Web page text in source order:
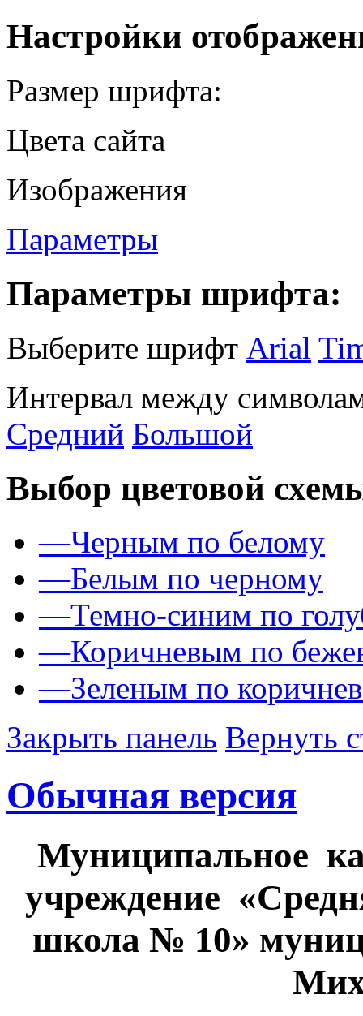
Настройки
Размер шрифта:
Цвета сайта
Изображения
Параметры
Параметры шрифта:
Выберите шрифт Arial
Интервал между
Средний Большой
Выбор цветовой
—Черным по белому
—Белым по черному
—Темно-синим по
—Коричневым по
—Зеленым по
Закрыть панель Вернуть
Обычная версия
Муниципальное
учреждение
школа № 10»